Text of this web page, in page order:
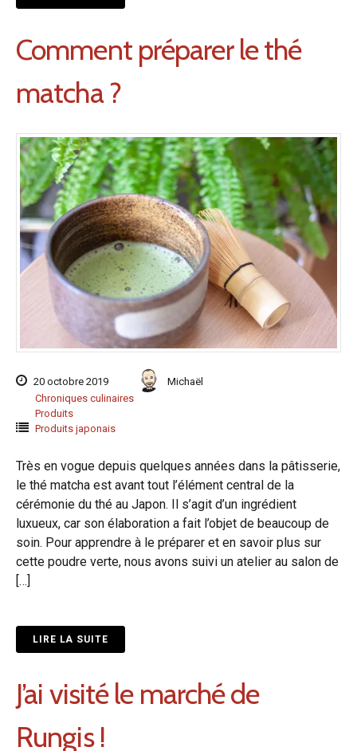
Comment préparer le thé
matcha ?
20 octobre 2019
Michaël
Chroniques culinaires
Produits
Produits japonais
Très en vogue depuis quelques années dans la pâtisserie,
le thé matcha est avant tout l’élément central de la
cérémonie du thé au Japon. Il s’agit d’un ingrédient
luxueux, car son élaboration a fait l’objet de beaucoup de
soin. Pour apprendre à le préparer et en savoir plus sur
cette poudre verte, nous avons suivi un atelier au salon de
[…]
LIRE LA SUITE
J’ai visité le marché de
Rungis !